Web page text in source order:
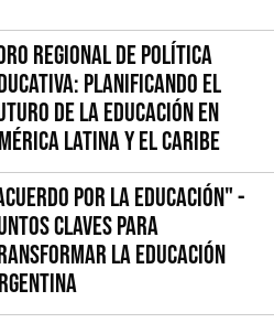
Regional de Política
Planificando el
de la Educación en
Latina y el Caribe
por la Educación" -
Claves para
la Educación